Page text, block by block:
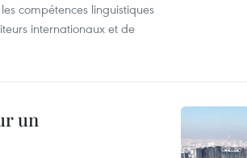
compétences linguistiques
internationaux et de
un